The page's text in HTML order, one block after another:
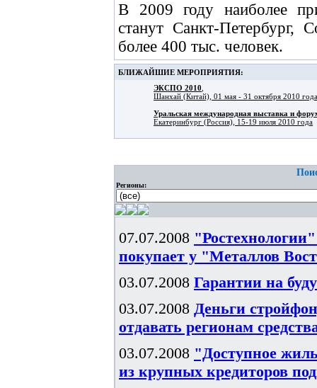
В 2009 году наиболее
станут Санкт-Петербург,
более 400 тыс. человек.
БЛИЖАЙШИЕ МЕРОПРИЯТИЯ:
ЭКСПО 2010
Шанхай (Китай), 01 мая - 31 октября 2010 года
Уральская международная выставка и
Екатеринбург (Россия), 15-19 июля 2010 года
Регионы:
07.07.2008
покупает у "Металлов
03.07.2008 Гарантии на
03.07.2008 Деньги
отдавать регионам
03.07.2008 "Доступное
из крупных кредиторов